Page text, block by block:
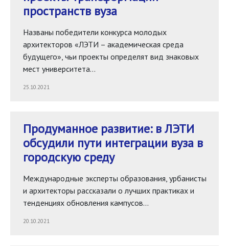
пространств вуза
Названы победители конкурса молодых
архитекторов «ЛЭТИ – академическая среда
будущего», чьи проекты определят вид знаковых
мест университета…
25.10.2021
Продуманное развитие: в ЛЭТИ
обсудили пути интеграции вуза в
городскую среду
Международные эксперты образования, урбанисты
и архитекторы рассказали о лучших практиках и
тенденциях обновления кампусов…
20.10.2021